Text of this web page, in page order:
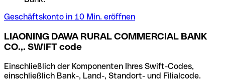
Geschäftskonto in 10 Min. eröffnen
LIAONING DAWA RURAL COMMERCIAL BANK
CO.,. SWIFT code
Einschließlich der Komponenten Ihres Swift-Codes,
einschließlich Bank-, Land-, Standort- und Filialcode.